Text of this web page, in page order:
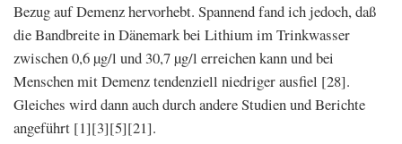
Bezug auf Demenz hervorhebt. Spannend fand ich jedoch, daß
die Bandbreite in Dänemark bei Lithium im Trinkwasser
zwischen 0,6 µg/l und 30,7 µg/l erreichen kann und bei
Menschen mit Demenz tendenziell niedriger ausfiel [28].
Gleiches wird dann auch durch andere Studien und Berichte
angeführt [1][3][5][21].